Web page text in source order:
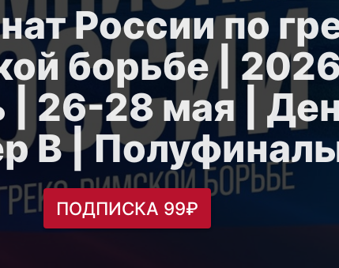
России по
борьбе | 2026
26-28 мая |
B |
ПОДПИСКА 99₽